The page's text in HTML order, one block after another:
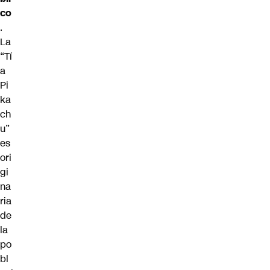
co
.
La
“Tí
a
Pi
ka
ch
u”
es
ori
gi
na
ria
de
la
po
bl